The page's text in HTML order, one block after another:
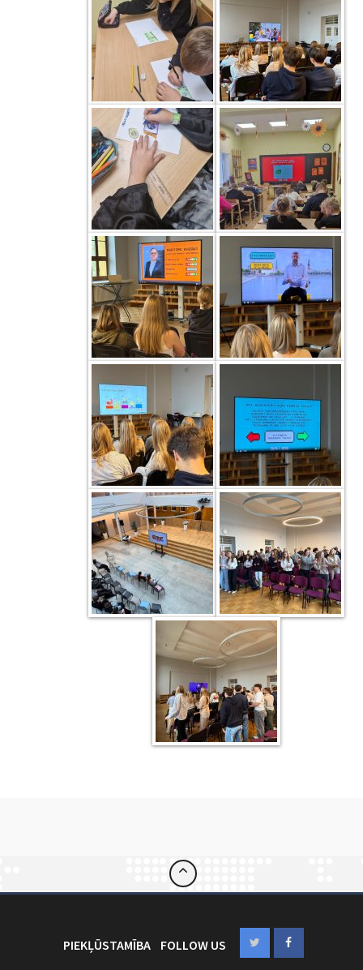
PIEKĻŪSTAMĪBA FOLLOW US